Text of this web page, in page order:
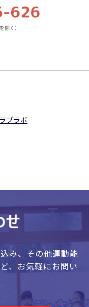
除く）
ブラボ
み、 その他運動能
、 お気軽にお問い